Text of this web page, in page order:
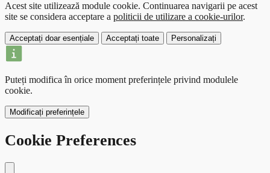
Acest site utilizează module cookie. Continuarea navigarii pe acest
site se considera acceptare a politicii de utilizare a cookie-urilor.
Acceptați doar esențiale Acceptați toate Personalizați
Puteți modifica în orice moment preferințele privind modulele
cookie.
Modificați preferințele
Cookie Preferences